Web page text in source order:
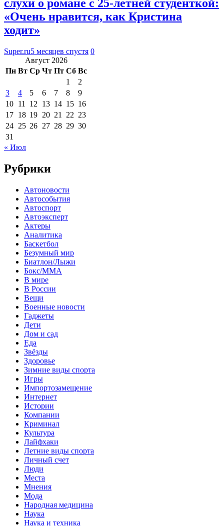
слухи о романе с 25-летней студенткой:
«Очень нравится, как Кристина
ходит»
Super.ru5 месяцев спустя 0
Август 2026
Пн Вт Ср Чт Пт Сб Вс
1
2
3
4 5 6 7 8
9
10 11 12 13 14 15 16
17 18 19 20 21 22 23
24 25 26 27 28 29 30
31
« Июл
Рубрики
Автоновости
Автособытия
Автоспорт
Автоэксперт
Актеры
Аналитика
Баскетбол
Безумный мир
Биатлон/Лыжи
Бокс/MMA
В мире
В России
Вещи
Военные новости
Гаджеты
Дети
Дом и сад
Еда
Звёзды
Здоровье
Зимние виды спорта
Игры
Импортозамещение
Интернет
Истории
Компании
Криминал
Культура
Лайфхаки
Летние виды спорта
Личный счет
Люди
Места
Мнения
Мода
Народная медицина
Наука
Наука и техника